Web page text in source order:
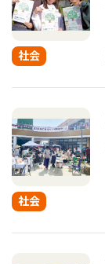
社会
社会